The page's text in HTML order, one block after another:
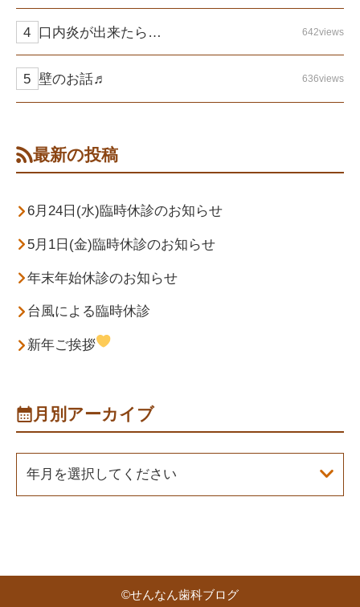
口内炎が出来たら… 642views
壁のお話♬ 636views
最新の投稿
6月24日(水)臨時休診のお知らせ
5月1日(金)臨時休診のお知らせ
年末年始休診のお知らせ
台風による臨時休診
新年ご挨拶
月別アーカイブ
年月を選択してください
©せんなん歯科ブログ